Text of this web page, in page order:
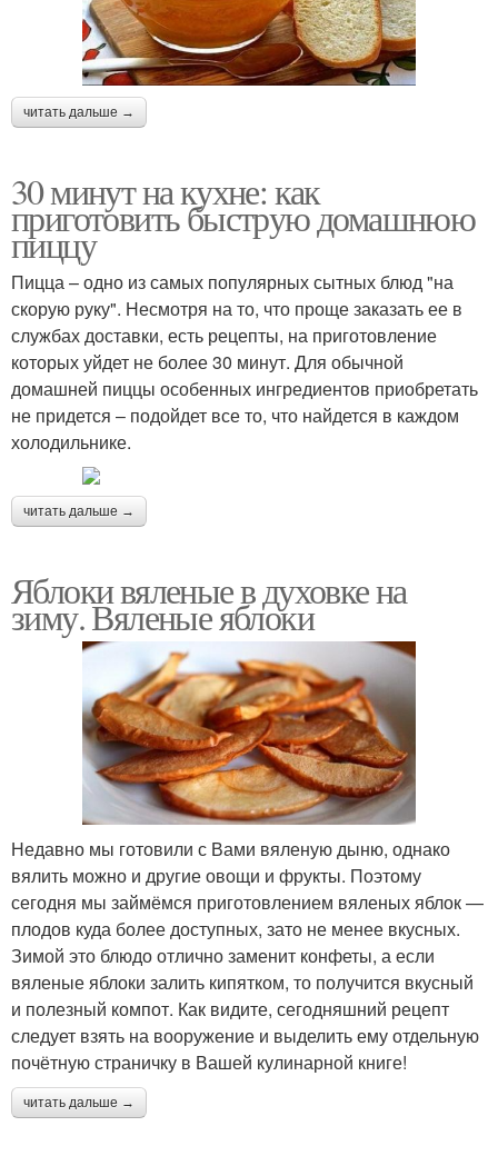
читать дальше →
30 минут на кухне: как
приготовить быструю домашнюю
пиццу
Пицца – одно из самых популярных сытных блюд "на
скорую руку". Несмотря на то, что проще заказать ее в
службах доставки, есть рецепты, на приготовление
которых уйдет не более 30 минут. Для обычной
домашней пиццы особенных ингредиентов приобретать
не придется – подойдет все то, что найдется в каждом
холодильнике.
читать дальше →
Яблоки вяленые в духовке на
зиму. Вяленые яблоки
Недавно мы готовили с Вами вяленую дыню, однако
вялить можно и другие овощи и фрукты. Поэтому
сегодня мы займёмся приготовлением вяленых яблок —
плодов куда более доступных, зато не менее вкусных.
Зимой это блюдо отлично заменит конфеты, а если
вяленые яблоки залить кипятком, то получится вкусный
и полезный компот. Как видите, сегодняшний рецепт
следует взять на вооружение и выделить ему отдельную
почётную страничку в Вашей кулинарной книге!
читать дальше →